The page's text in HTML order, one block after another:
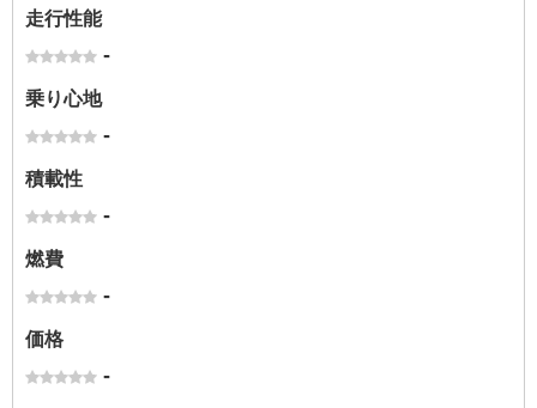
走行性能
-
乗り心地
-
積載性
-
燃費
-
価格
-